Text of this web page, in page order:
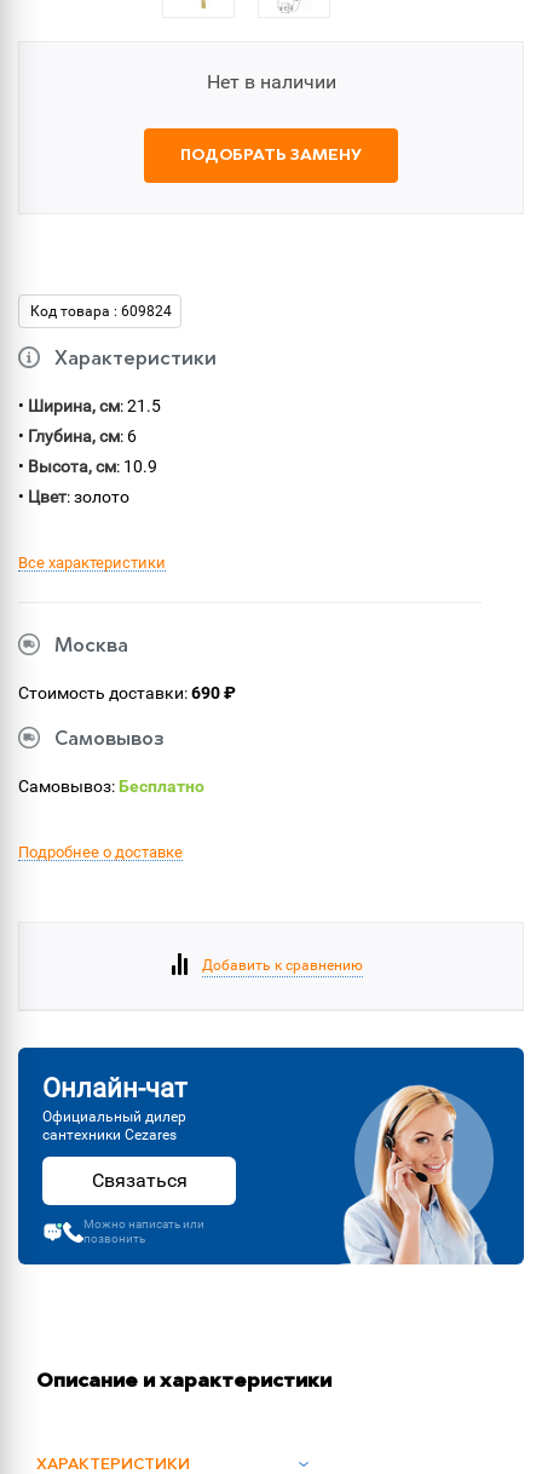
Нет в наличии
ПОДОБРАТЬ ЗАМЕНУ
Код товара : 609824
Характеристики
• Ширина, см: 21.5
• Глубина, см: 6
• Высота, см: 10.9
• Цвет: золото
Все характеристики
Москва
Стоимость доставки:690 ₽
Самовывоз
Самовывоз:Бесплатно
Подробнее о доставке
Добавить к сравнению
Онлайн-чат
Официальный дилер
сантехники Cezares
Связаться
Можно написать или
позвонить
Описание и характеристики
ХАРАКТЕРИСТИКИ